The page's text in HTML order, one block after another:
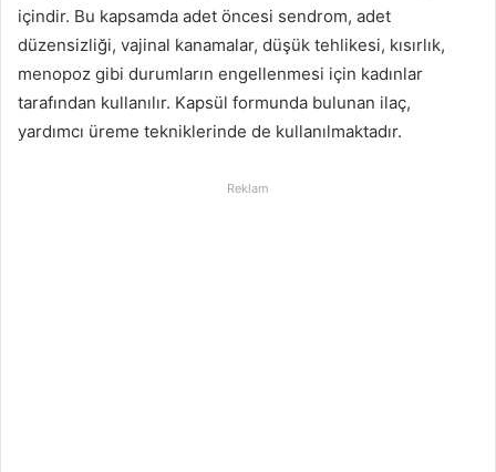
içindir. Bu kapsamda adet öncesi sendrom, adet
düzensizliği, vajinal kanamalar, düşük tehlikesi, kısırlık,
menopoz gibi durumların engellenmesi için kadınlar
tarafından kullanılır. Kapsül formunda bulunan ilaç,
yardımcı üreme tekniklerinde de kullanılmaktadır.
Reklam